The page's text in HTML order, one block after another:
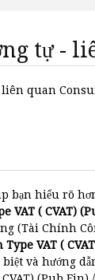
tự -
quan
bạn hiểu rõ
VAT ( CVAT)
(Tài Chính
VAT (
và hướng